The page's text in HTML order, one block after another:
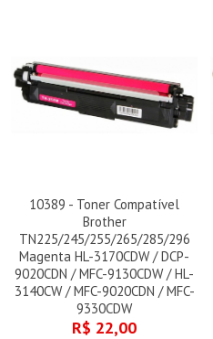
10389 - Toner Compatível
Brother
TN225/245/255/265/285/296
Magenta HL-3170CDW / DCP-
9020CDN / MFC-9130CDW / HL-
3140CW / MFC-9020CDN / MFC-
9330CDW
R$ 22,00